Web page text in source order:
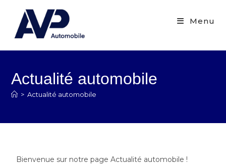
Menu
Actualité automobile
> Actualité automobile
Bienvenue sur notre page Actualité automobile !